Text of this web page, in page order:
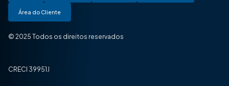
Área do Cliente
© 2025 Todos os direitos reservados
CRECI 39951J